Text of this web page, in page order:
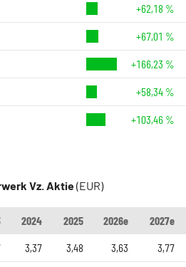
+62,18 %
+67,01 %
+166,23 %
+58,34 %
+103,46 %
Vz. Aktie(EUR)
2024 2025 2026e
2027e
3,37 3,48 3,63 3,77